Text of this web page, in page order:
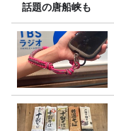
話題の唐船峡も